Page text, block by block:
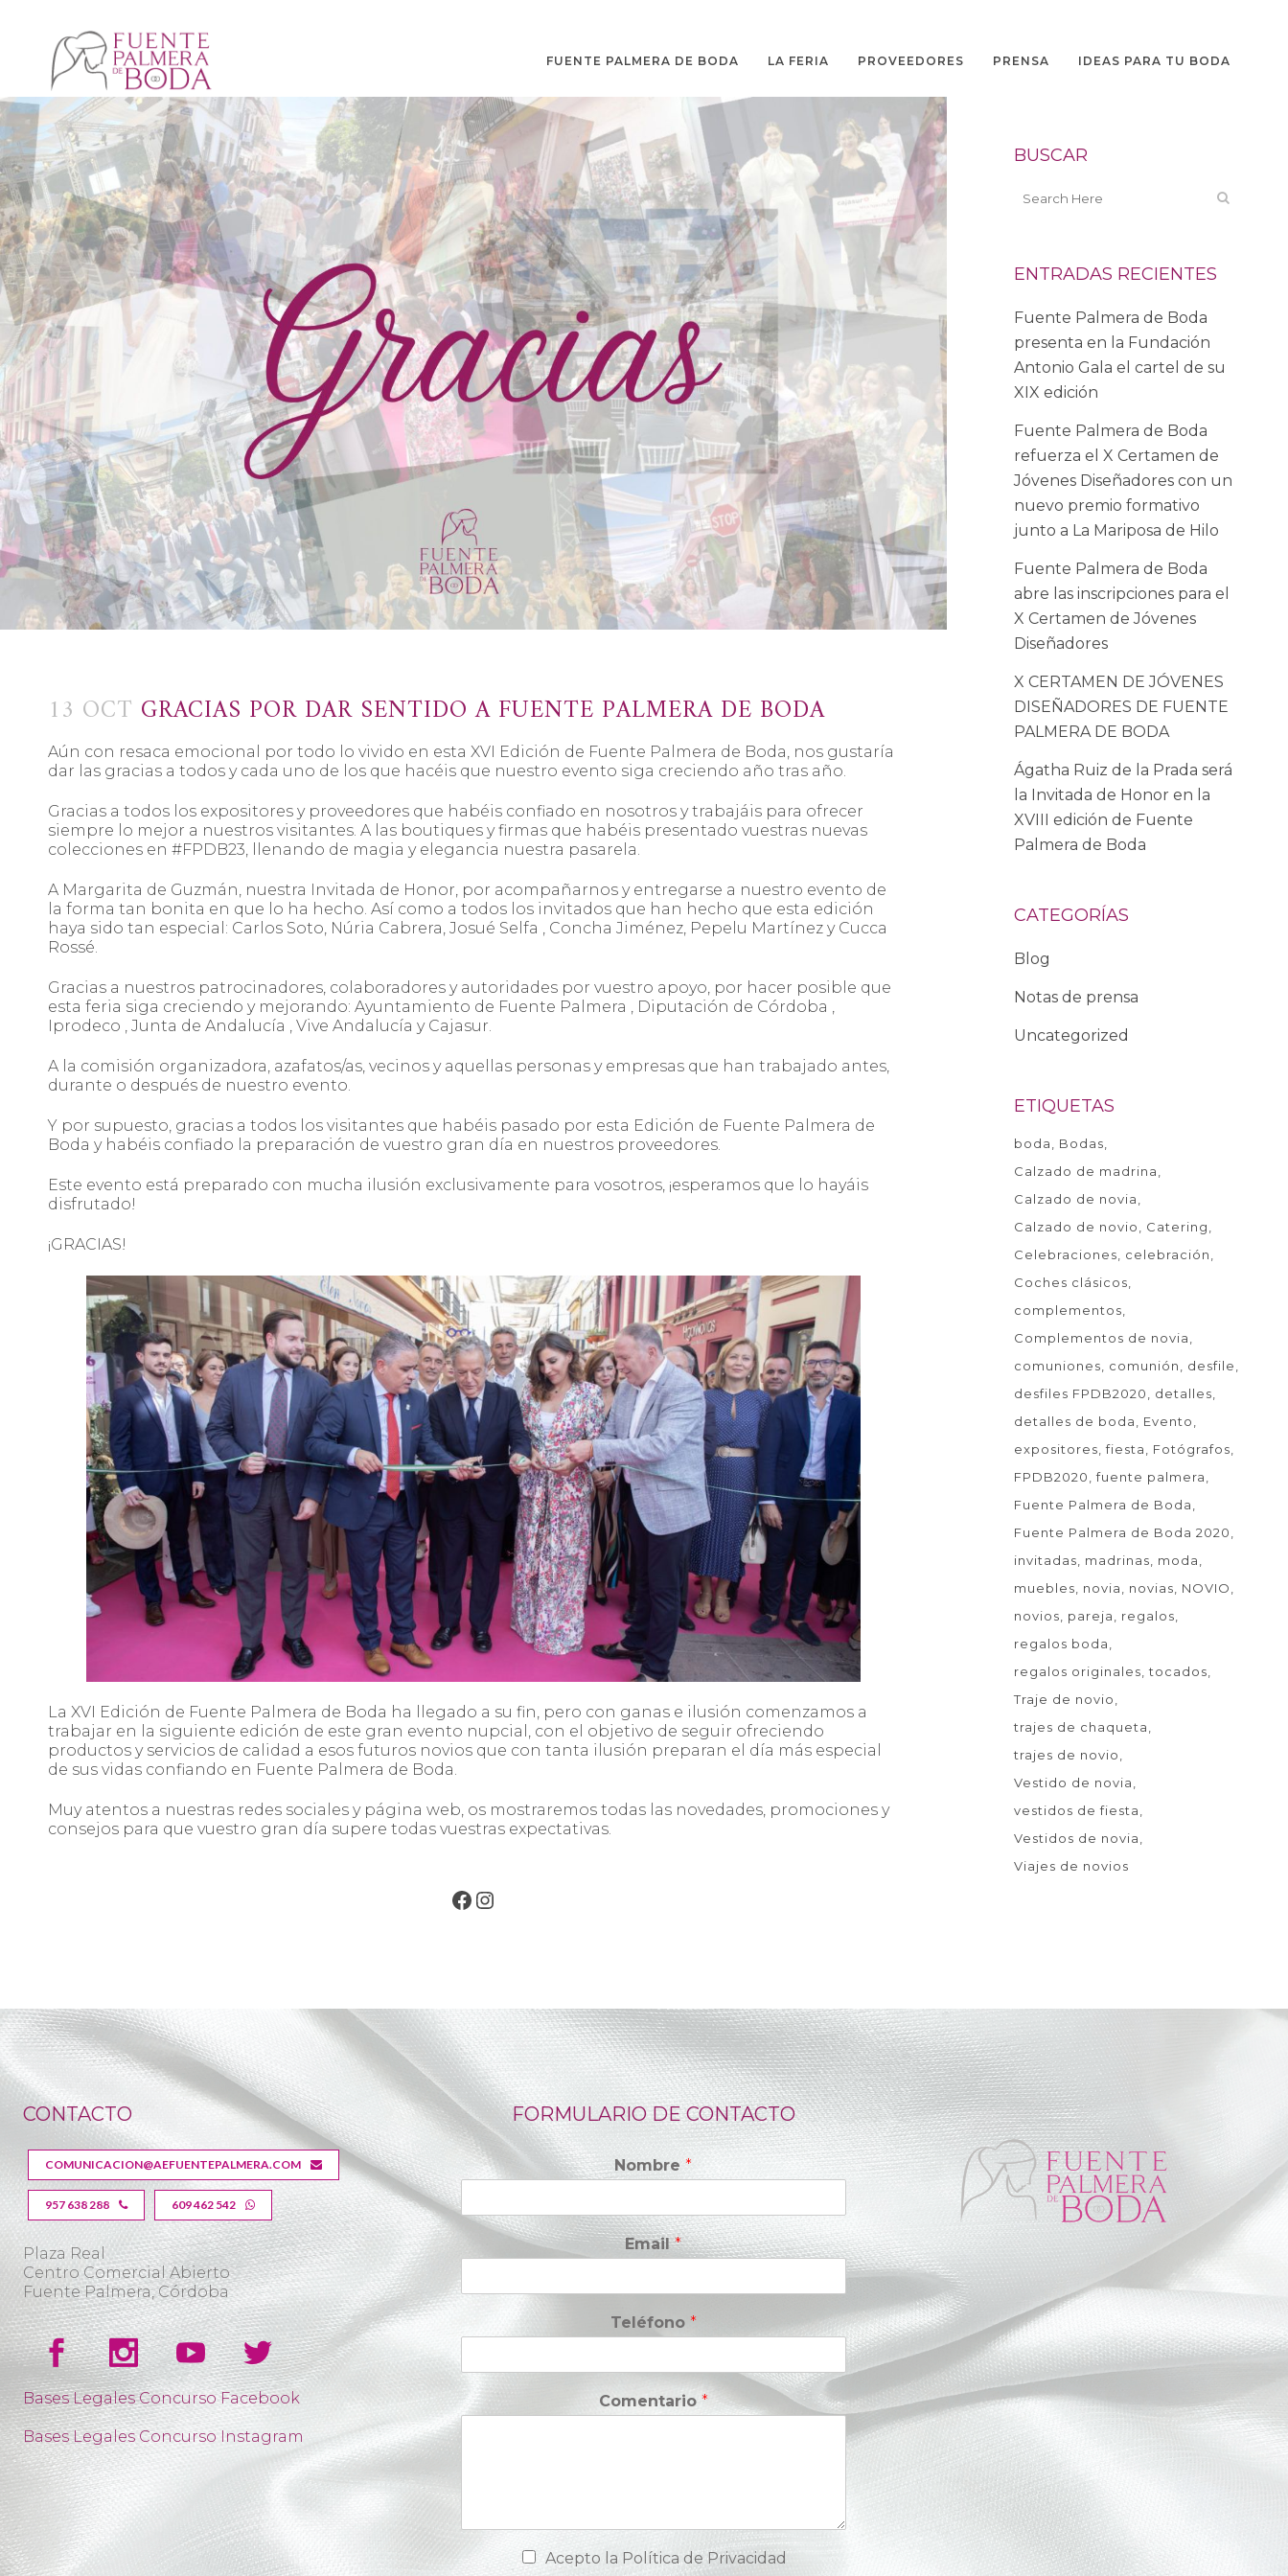
FUENTE PALMERA DE BODA LA FERIA PROVEEDORES PRENSA IDEAS PARA TU BODA
13 OCT GRACIAS POR DAR SENTIDO A FUENTE PALMERA DE BODA
Aún con resaca emocional por todo lo vivido en esta XVI Edición de Fuente Palmera de Boda, nos gustaría
dar las gracias a todos y cada uno de los que hacéis que nuestro evento siga creciendo año tras año.
Gracias a todos los expositores y proveedores que habéis confiado en nosotros y trabajáis para ofrecer
siempre lo mejor a nuestros visitantes. A las boutiques y firmas que habéis presentado vuestras nuevas
colecciones en #FPDB23, llenando de magia y elegancia nuestra pasarela.
A Margarita de Guzmán, nuestra Invitada de Honor, por acompañarnos y entregarse a nuestro evento de
la forma tan bonita en que lo ha hecho. Así como a todos los invitados que han hecho que esta edición
haya sido tan especial: Carlos Soto, Núria Cabrera, Josué Selfa , Concha Jiménez, Pepelu Martínez y Cucca
Rossé.
Gracias a nuestros patrocinadores, colaboradores y autoridades por vuestro apoyo, por hacer posible que
esta feria siga creciendo y mejorando: Ayuntamiento de Fuente Palmera , Diputación de Córdoba ,
Iprodeco , Junta de Andalucía , Vive Andalucía y Cajasur.
A la comisión organizadora, azafatos/as, vecinos y aquellas personas y empresas que han trabajado antes,
durante o después de nuestro evento.
Y por supuesto, gracias a todos los visitantes que habéis pasado por esta Edición de Fuente Palmera de
Boda y habéis confiado la preparación de vuestro gran día en nuestros proveedores.
Este evento está preparado con mucha ilusión exclusivamente para vosotros, ¡esperamos que lo hayáis
disfrutado!
¡GRACIAS!
La XVI Edición de Fuente Palmera de Boda ha llegado a su fin, pero con ganas e ilusión comenzamos a
trabajar en la siguiente edición de este gran evento nupcial, con el objetivo de seguir ofreciendo
productos y servicios de calidad a esos futuros novios que con tanta ilusión preparan el día más especial
de sus vidas confiando en Fuente Palmera de Boda.
Muy atentos a nuestras redes sociales y página web, os mostraremos todas las novedades, promociones y
consejos para que vuestro gran día supere todas vuestras expectativas.
Facebook
Instagram
BUSCAR
ENTRADAS RECIENTES
Fuente Palmera de Boda
presenta en la Fundación
Antonio Gala el cartel de su
XIX edición
Fuente Palmera de Boda
refuerza el X Certamen de
Jóvenes Diseñadores con un
nuevo premio formativo
junto a La Mariposa de Hilo
Fuente Palmera de Boda
abre las inscripciones para el
X Certamen de Jóvenes
Diseñadores
X CERTAMEN DE JÓVENES
DISEÑADORES DE FUENTE
PALMERA DE BODA
Ágatha Ruiz de la Prada será
la Invitada de Honor en la
XVIII edición de Fuente
Palmera de Boda
CATEGORÍAS
Blog
Notas de prensa
Uncategorized
ETIQUETAS
boda
Bodas
Calzado de madrina
Calzado de novia
Calzado de novio
Catering
Celebraciones
celebración
Coches clásicos
complementos
Complementos de novia
comuniones
comunión
desfile
desfiles FPDB2020
detalles
detalles de boda
Evento
expositores fiesta
Fotógrafos
FPDB2020
fuente palmera
Fuente Palmera de Boda
Fuente Palmera de Boda 2020
invitadas
madrinas
moda
muebles
novia novias
NOVIO
novios
pareja
regalos
regalos boda
regalos originales tocados
Traje de novio
trajes de chaqueta
trajes de novio
Vestido de novia
vestidos de fiesta
Vestidos de novia
Viajes de novios
CONTACTO
COMUNICACION@AEFUENTEPALMERA.COM
957 638 288 609 462 542
Plaza Real
Centro Comercial Abierto
Fuente Palmera, Córdoba
Bases Legales Concurso Facebook
Bases Legales Concurso Instagram
FORMULARIO DE CONTACTO
Nombre*
Email*
Teléfono *
Comentario *
Acepto la Política de Privacidad